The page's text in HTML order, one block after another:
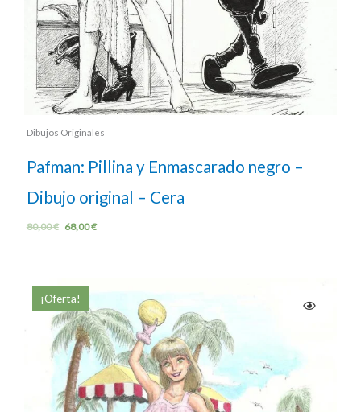
Dibujos Originales
Pafman: Pillina y Enmascarado negro –
Dibujo original – Cera
80,00€ 68,00€
¡Oferta!